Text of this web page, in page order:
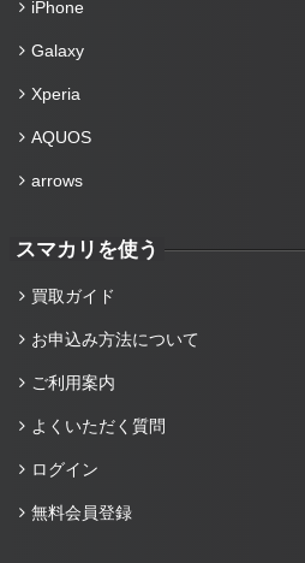
iPhone
Galaxy
Xperia
AQUOS
arrows
スマカリを使う
買取ガイド
お申込み方法について
ご利用案内
よくいただく質問
ログイン
無料会員登録